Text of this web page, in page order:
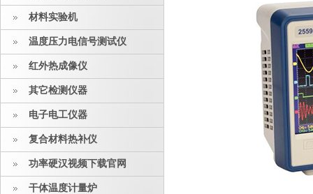
材料实验机
温度压力电信号测试仪
红外热成像仪
其它检测仪器
电子电工仪器
复合材料热补仪
功率硬汉视频下载官网
干体温度计量炉